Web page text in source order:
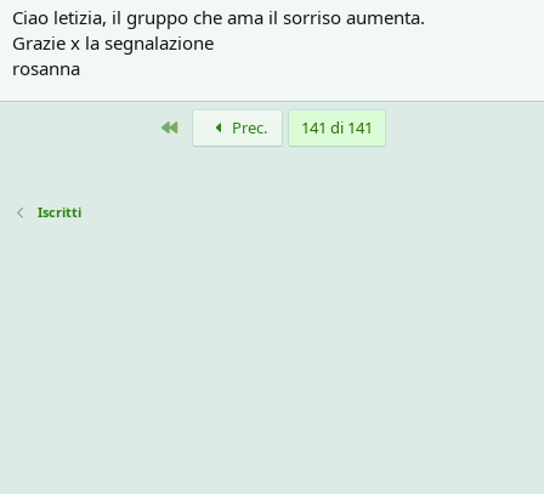
Ciao letizia, il gruppo che ama il sorriso aumenta.
Grazie x la segnalazione
rosanna
Primo Prec. 141 di 141
Iscritti